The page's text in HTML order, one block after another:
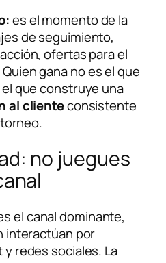
es el momento de la
de seguimiento,
ofertas para el
gana no es el que
que construye una
al clienteconsistente
no juegues
el canal dominante,
interactúan por
redes sociales. La